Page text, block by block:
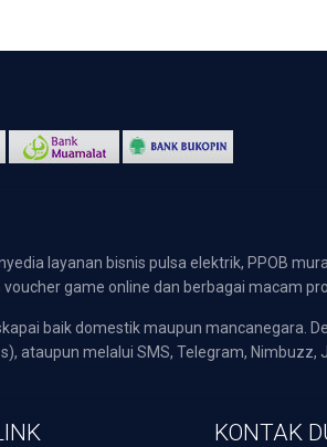
layanan bisnis pulsa elektrik, PPOB
voucher game online dan berbagai macam
baik domestik maupun mancanegara.
ataupun melalui SMS, Telegram, Nimbuzz,
KONTAK